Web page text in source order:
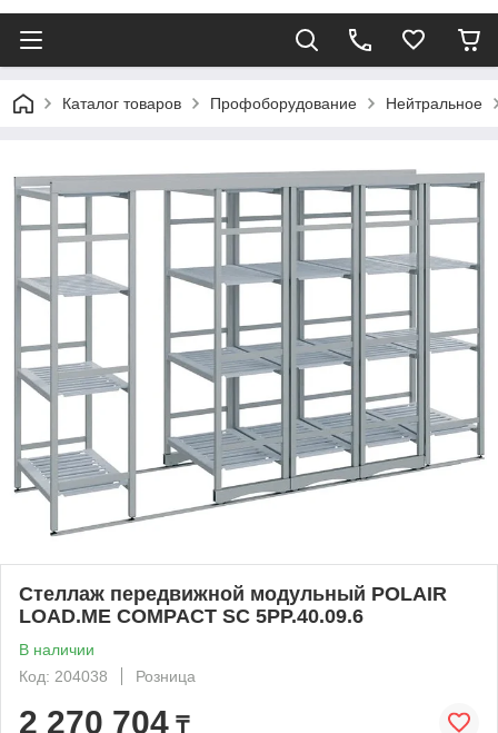
Каталог товаров Профоборудование Нейтральное
Стеллаж передвижной модульный POLAIR
LOAD.ME COMPACT SC 5PP.40.09.6
В наличии
Код: 204038
Розница
2 270 704 ₸